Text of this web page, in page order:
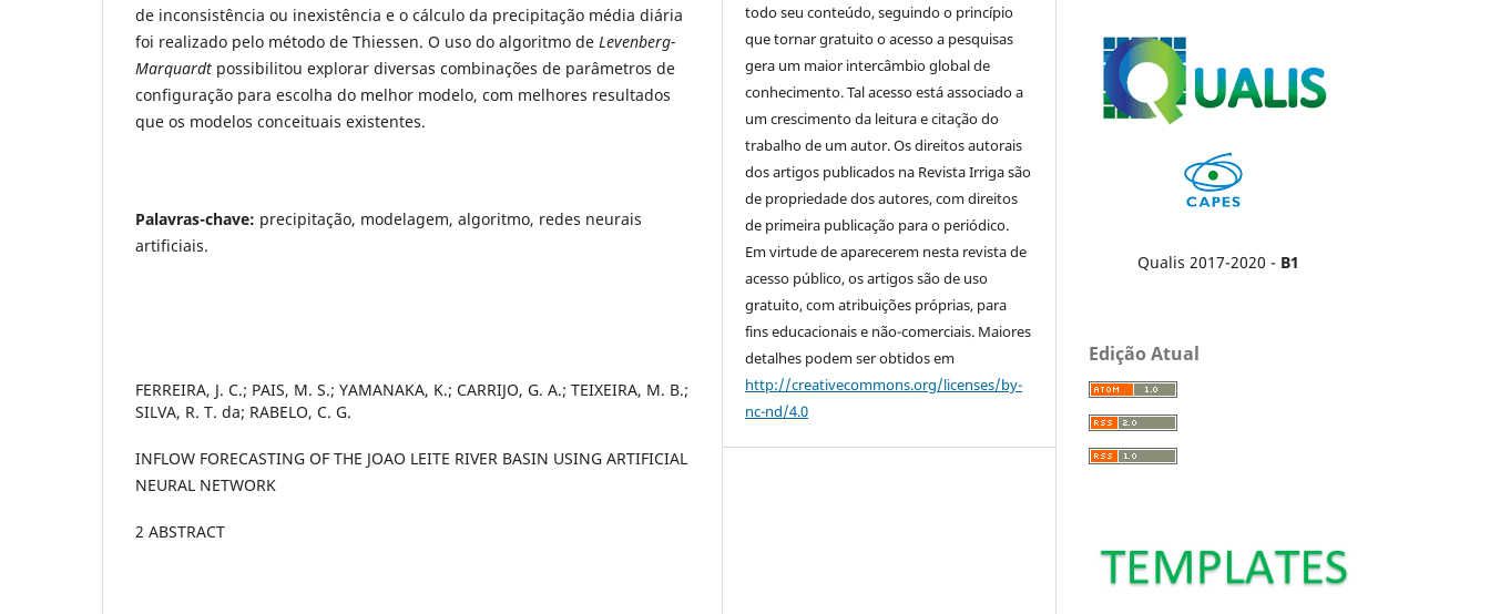
de inconsistência ou inexistência e o cálculo da precipitação média diária
foi realizado pelo método de Thiessen. O uso do algoritmo de Levenberg-
Marquardt possibilitou explorar diversas combinações de parâmetros de
configuração para escolha do melhor modelo, com melhores resultados
que os modelos conceituais existentes.
Palavras-chave: precipitação, modelagem, algoritmo, redes neurais
artificiais.
FERREIRA, J. C.; PAIS, M. S.; YAMANAKA, K.; CARRIJO, G. A.; TEIXEIRA, M. B.;
SILVA, R. T. da; RABELO, C. G.
INFLOW FORECASTING OF THE JOAO LEITE RIVER BASIN USING ARTIFICIAL
NEURAL NETWORK
2 ABSTRACT
todo seu conteúdo, seguindo o princípio
que tornar gratuito o acesso a pesquisas
gera um maior intercâmbio global de
conhecimento. Tal acesso está associado a
um crescimento da leitura e citação do
trabalho de um autor. Os direitos autorais
dos artigos publicados na Revista Irriga são
de propriedade dos autores, com direitos
de primeira publicação para o periódico.
Em virtude de aparecerem nesta revista de
acesso público, os artigos são de uso
gratuito, com atribuições próprias, para
fins educacionais e não-comerciais. Maiores
detalhes podem ser obtidos em
http://creativecommons.org/licenses/by-
nc-nd/4.0
Qualis 2017-2020 - B1
Edição Atual